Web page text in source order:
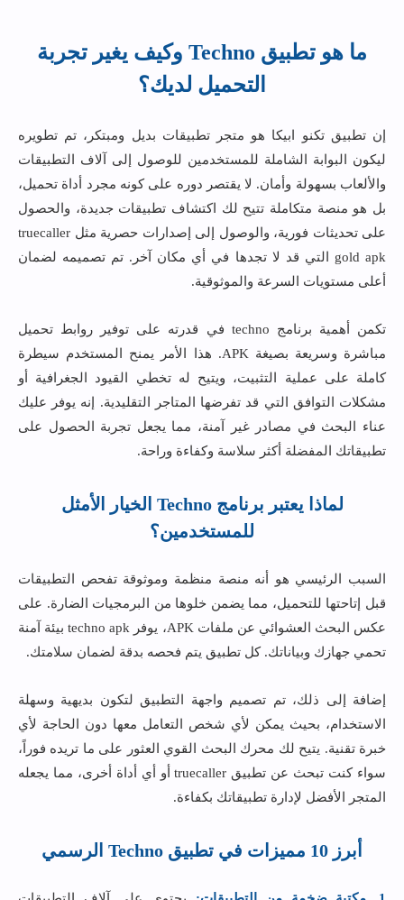
ما هو تطبيق Techno وكيف يغير تجربة
التحميل لديك؟
إن تطبيق تكنو ابيكا هو متجر تطبيقات بديل ومبتكر، تم تطويره
ليكون البوابة الشاملة للمستخدمين للوصول إلى آلاف التطبيقات
والألعاب بسهولة وأمان. لا يقتصر دوره على كونه مجرد أداة تحميل،
بل هو منصة متكاملة تتيح لك اكتشاف تطبيقات جديدة، والحصول
على تحديثات فورية، والوصول إلى إصدارات حصرية مثل truecaller
gold apk التي قد لا تجدها في أي مكان آخر. تم تصميمه لضمان
أعلى مستويات السرعة والموثوقية.
تكمن أهمية برنامج techno في قدرته على توفير روابط تحميل
مباشرة وسريعة بصيغة APK. هذا الأمر يمنح المستخدم سيطرة
كاملة على عملية التثبيت، ويتيح له تخطي القيود الجغرافية أو
مشكلات التوافق التي قد تفرضها المتاجر التقليدية. إنه يوفر عليك
عناء البحث في مصادر غير آمنة، مما يجعل تجربة الحصول على
تطبيقاتك المفضلة أكثر سلاسة وكفاءة وراحة.
لماذا يعتبر برنامج Techno الخيار الأمثل
للمستخدمين؟
السبب الرئيسي هو أنه منصة منظمة وموثوقة تفحص التطبيقات
قبل إتاحتها للتحميل، مما يضمن خلوها من البرمجيات الضارة. على
عكس البحث العشوائي عن ملفات APK، يوفر techno apk بيئة آمنة
تحمي جهازك وبياناتك. كل تطبيق يتم فحصه بدقة لضمان سلامتك.
إضافة إلى ذلك، تم تصميم واجهة التطبيق لتكون بديهية وسهلة
الاستخدام، بحيث يمكن لأي شخص التعامل معها دون الحاجة لأي
خبرة تقنية. يتيح لك محرك البحث القوي العثور على ما تريده فوراً،
سواء كنت تبحث عن تطبيق truecaller أو أي أداة أخرى، مما يجعله
المتجر الأفضل لإدارة تطبيقاتك بكفاءة.
أبرز 10 مميزات في تطبيق Techno الرسمي